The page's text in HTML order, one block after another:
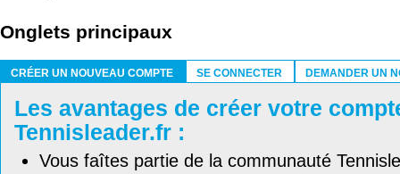
Onglets principaux
CRÉER UN NOUVEAU COMPTE
SE CONNECTER DEMANDER UN
Les avantages de créer votre
Tennisleader.fr :
Vous faîtes partie de la communauté